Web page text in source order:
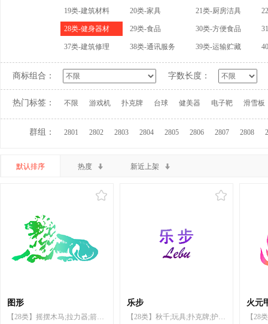
19类-建筑材料 20类-家具 21类-厨房洁具
28类-健身器材 29类-食品 30类-方便食品
37类-建筑修理 38类-通讯服务 39类-运输贮藏
商标组合： 字数长度：
热门标签： 不限 游戏机 扑克牌 台球 健美器 电子靶 滑雪板
群组： 2801 2802 2803 2804 2805 2806 2807 2808
默认排序 热度 新近上架
图形
【28类】摇摆木马;拉力器;箭弓;双杠;护膝(运动用品);球拍用吸汗带
乐步
【28类】秋千;玩具;扑克牌;护膝(运动用品);轮滑鞋;游泳池(娱乐用品);钓具
火元